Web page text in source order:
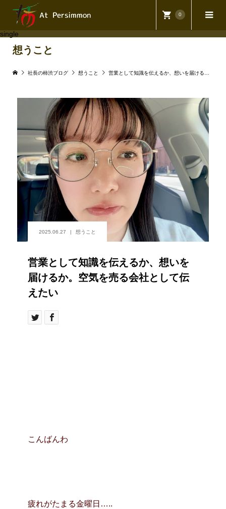
0
single
想うこと
社長の柿渋ブログ 想うこと 営業として知識を伝えるか、想いを届けるか。空気を売る会社として伝えたい
2025.06.27 想うこと
営業として知識を伝えるか、想いを
届けるか。空気を売る会社として伝
えたい
こんばんわ
疲れがたまる金曜日…..